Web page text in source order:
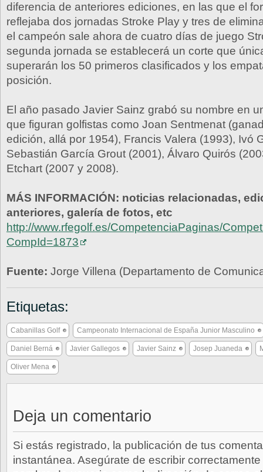
diferencia de anteriores ediciones, en las que el
reflejaba dos jornadas Stroke Play y tres de
el campeón sale ahora de cuatro días de juego
segunda jornada se establecerá un corte que
superarán los 50 primeros clasificados y los
posición.
El año pasado Javier Sainz grabó su nombre en
que figuran golfistas como Joan Sentmenat
edición, allá por 1954), Francis Valera (1993), Ivó
Sebastián García Grout (2001), Álvaro Quirós
Etchart (2007 y 2008).
MÁS INFORMACIÓN: noticias relacionadas,
anteriores, galería de fotos, etc
http://www.rfegolf.es/CompetenciaPaginas/
CompId=1873
Fuente: Jorge Villena (Departamento de
Etiquetas:
Cabanillas Golf Campeonato Internacional de España Junior Masculino
Daniel Berná Javier Gallegos Javier Sainz Josep Juaneda
Oliver Mena
Deja un comentario
Si estás registrado, la publicación de tus
instantánea. Asegúrate de escribir